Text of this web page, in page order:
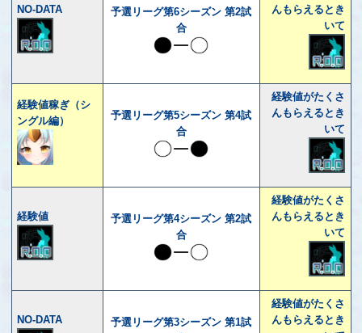
NO-DATA
予選リーグ第6シーズン 第2試
合
んもらえるとき
いて
経験値稼ぎ（シ
ングル編）
予選リーグ第5シーズン 第4試
合
経験値がたくさ
んもらえるとき
いて
経験値
予選リーグ第4シーズン 第2試
合
経験値がたくさ
んもらえるとき
いて
NO-DATA
予選リーグ第3シーズン 第1試
経験値がたくさ
んもらえるとき